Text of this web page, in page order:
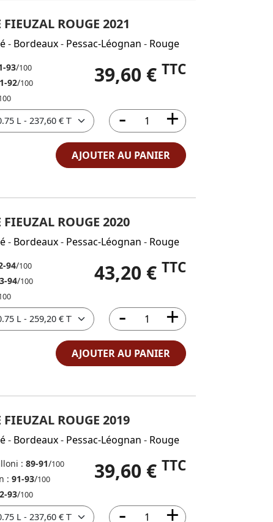
FIEUZAL ROUGE 2021
- Bordeaux- Pessac-Léognan - Rouge
93/100
92/100 39,60 € TTC
AJOUTER AU PANIER
FIEUZAL ROUGE 2020
- Bordeaux- Pessac-Léognan - Rouge
94/100
94/100 43,20 € TTC
AJOUTER AU PANIER
FIEUZAL ROUGE 2019
- Bordeaux- Pessac-Léognan - Rouge
: 89-91/100
: 91-93/100
93/100
39,60 € TTC